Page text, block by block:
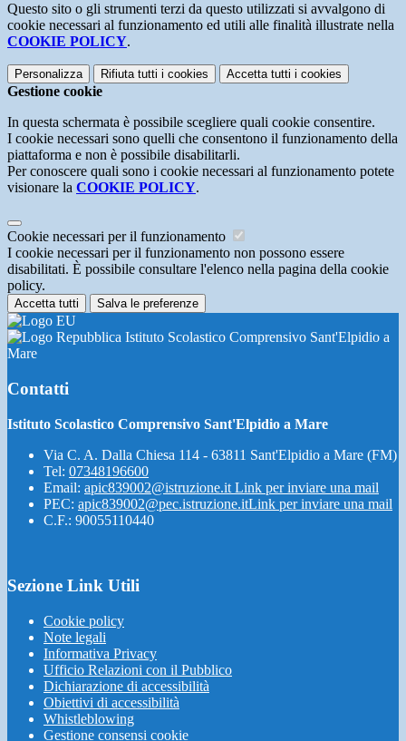
Questo sito o gli strumenti terzi da questo utilizzati si avvalgono di
cookie necessari al funzionamento ed utili alle finalità illustrate nella
COOKIE POLICY.
Personalizza Rifiuta tutti i cookies Accetta tutti i cookies
Gestione cookie
In questa schermata è possibile scegliere quali cookie consentire.
I cookie necessari sono quelli che consentono il funzionamento della
piattaforma e non è possibile disabilitarli.
Per conoscere quali sono i cookie necessari al funzionamento potete
visionare la COOKIE POLICY.
Cookie necessari per il funzionamento
I cookie necessari per il funzionamento non possono essere
disabilitati. È possibile consultare l'elenco nella pagina della cookie
policy.
Accetta tutti Salva le preferenze
Istituto Scolastico Comprensivo Sant'Elpidio a
Mare
Contatti
Istituto Scolastico Comprensivo Sant'Elpidio a Mare
Via C. A. Dalla Chiesa 114 - 63811 Sant'Elpidio a Mare (FM)
Tel: 07348196600
Email: apic839002@istruzione.it Link per inviare una mail
PEC: apic839002@pec.istruzione.itLink per inviare una mail
C.F.: 90055110440
Sezione Link Utili
Cookie policy
Note legali
Informativa Privacy
Ufficio Relazioni con il Pubblico
Dichiarazione di accessibilità
Obiettivi di accessibilità
Whistleblowing
Gestione consensi cookie